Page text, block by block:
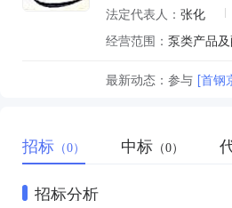
法定代表人： 张化
经营范围：
最新动态： 参与 [首钢
招标 （0） 中标 （0）
招标分析